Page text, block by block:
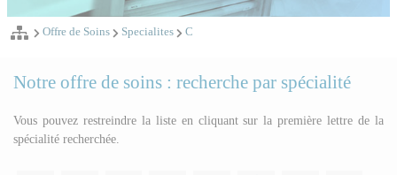
Offre de Soins Specialites C
Notre offre de soins : recherche par spécialité
Vous pouvez restreindre la liste en cliquant sur la première lettre de la
spécialité recherchée.